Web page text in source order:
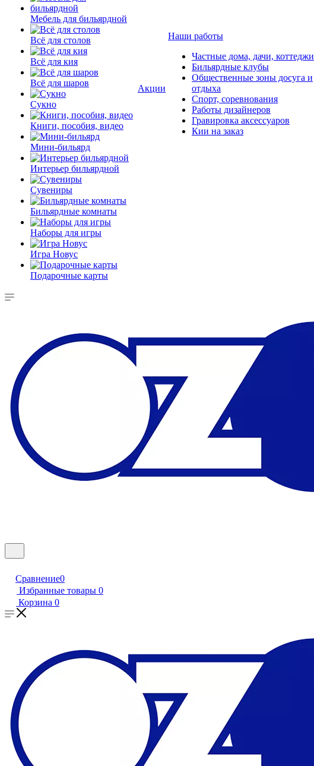
Мебель для бильярдной
Всё для столов
Всё для кия
Всё для шаров
Сукно
Книги, пособия, видео
Мини-бильярд
Интерьер бильярдной
Сувениры
Бильярдные комнаты
Наборы для игры
Игра Новус
Подарочные карты
Акции
Наши работы
Частные дома, дачи, коттеджи
Бильярдные клубы
Общественные зоны досуга и
отдыха
Спорт, соревнования
Работы дизайнеров
Гравировка аксессуаров
Кии на заказ
Сравнение0
Избранные товары 0
Корзина 0